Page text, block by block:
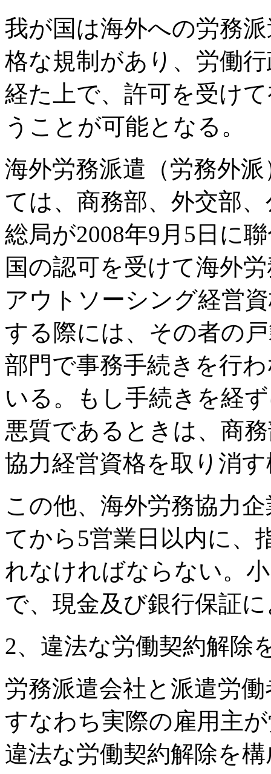
我が国は海外への労務
格な規制があり、労働
経た上で、許可を受け
うことが可能となる。
海外労務派遣（労務外
ては、商務部、外交部
総局が2008年9月5日に
国の認可を受けて海外
アウトソーシング経営
する際には、その者の
部門で事務手続きを行
いる。もし手続きを経
悪質であるときは、商
協力経営資格を取り消
この他、海外労務協力
てから5営業日以内に、
れなければならない。
で、現金及び銀行保証
2、違法な労働契約解除
労務派遣会社と派遣労
すなわち実際の雇用主
違法な労働契約解除を